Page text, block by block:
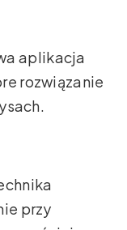
aplikacja
rozwiązanie
przy